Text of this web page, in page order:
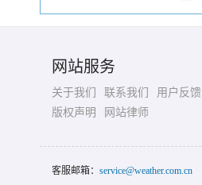
网站服务
关于我们 联系我们
用户反馈
版权声明
网站律师
客服邮箱： service@weather.com.cn